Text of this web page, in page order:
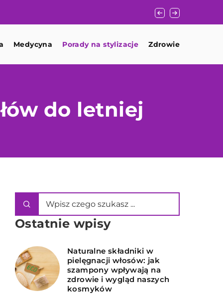
Jak wybrać
Medycyna Porady na stylizacje Zdrowie
do letniej
Ostatnie wpisy
Naturalne składniki w
pielęgnacji włosów: jak
szampony wpływają na
zdrowie i wygląd naszych
kosmyków